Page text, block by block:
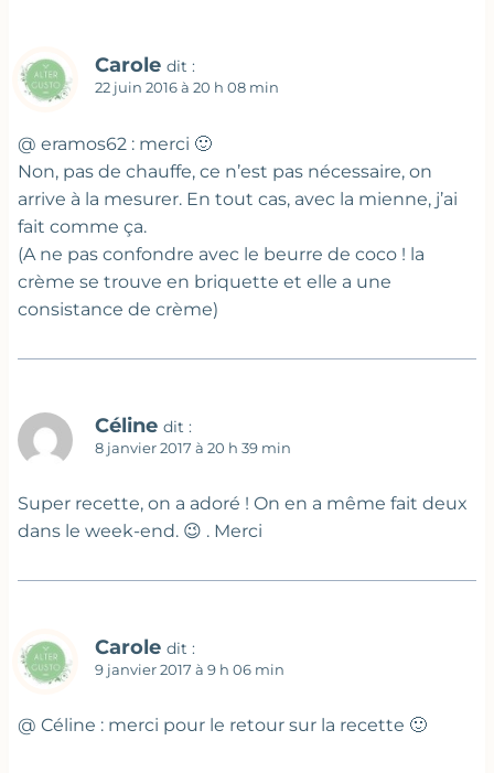
Carole dit :
22 juin 2016 à 20 h 08 min
@ eramos62 : merci 🙂
Non, pas de chauffe, ce n’est pas nécessaire, on
arrive à la mesurer. En tout cas, avec la mienne, j’ai
fait comme ça.
(A ne pas confondre avec le beurre de coco ! la
crème se trouve en briquette et elle a une
consistance de crème)
Céline dit :
8 janvier 2017 à 20 h 39 min
Super recette, on a adoré ! On en a même fait deux
dans le week-end. 😉 . Merci
Carole dit :
9 janvier 2017 à 9 h 06 min
@ Céline : merci pour le retour sur la recette 🙂